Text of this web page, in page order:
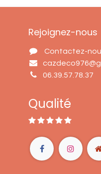
Rejoignez-nous
Contactez-
06.39.57.78.37
Qualité